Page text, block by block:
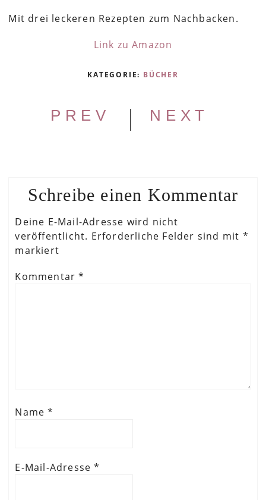
Mit drei leckeren Rezepten zum Nachbacken.
Link zu Amazon
KATEGORIE: BÜCHER
PREV | NEXT
Schreibe einen Kommentar
Deine E-Mail-Adresse wird nicht
veröffentlicht. Erforderliche Felder sind mit *
markiert
Kommentar*
Name*
E-Mail-Adresse*